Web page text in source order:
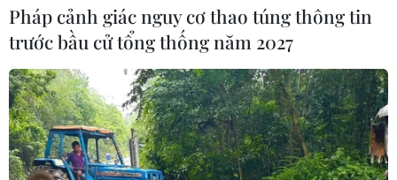
07/08/2026 04:28
Chuyên gia Canada đánh giá cao bản
lĩnh đối ngoại của Việt Nam
07/08/2026 03:49
Pháp cảnh giác nguy cơ thao túng thông tin
trước bầu cử tổng thống năm 2027